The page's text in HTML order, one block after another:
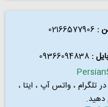
:
02166577906
:
تلگرام ، واتس آپ ، ایتا ،
دهید.